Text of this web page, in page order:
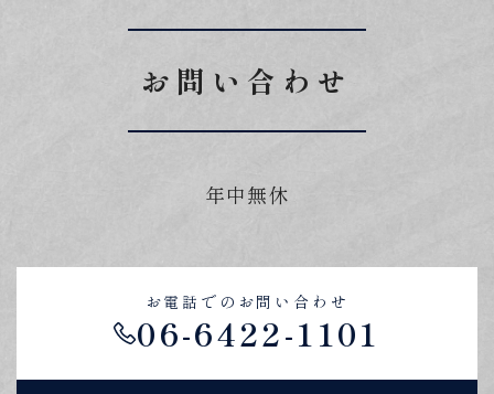
お問い合わせ
年中無休
お電話でのお問い合わせ
06-6422-1101